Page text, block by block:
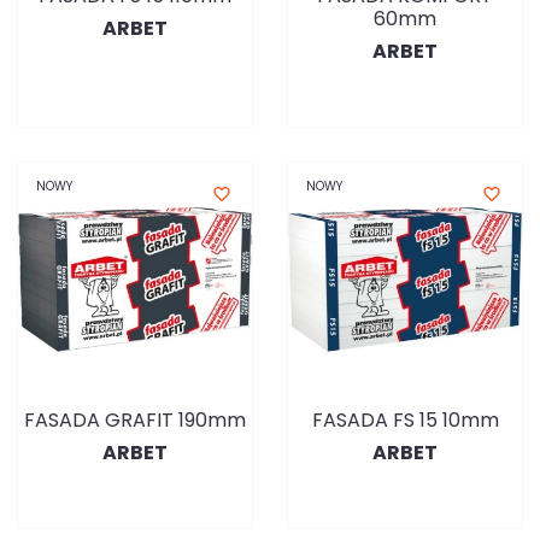
ARBET
60mm
ARBET
NOWY favorite_border
FASADA GRAFIT 190mm
ARBET
NOWY favorite_border
FASADA FS 15 10mm
ARBET